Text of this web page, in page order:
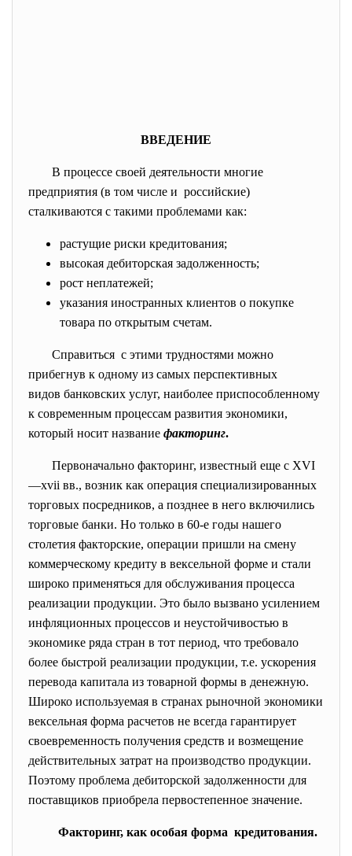
ВВЕДЕНИЕ
В процессе своей деятельности многие
предприятия (в том числе и российские)
сталкиваются с такими проблемами как:
растущие риски кредитования;
высокая дебиторская задолженность;
рост неплатежей;
указания иностранных клиентов о покупке
товара по открытым счетам.
Справиться с этими трудностями можно
прибегнув к одному из самых перспективных
видов банковских услуг, наиболее приспособленному
к современным процессам развития экономики,
который носит название факторинг.
Первоначально факторинг, известный еще с XVI
—xvii вв., возник как операция специализированных
торговых посредников, а позднее в него включились
торговые банки. Но только в 60-е годы нашего
столетия факторские, операции пришли на смену
коммерческому кредиту в вексельной форме и стали
широко применяться для обслуживания процесса
реализации продукции. Это было вызвано усилением
инфляционных процессов и неустойчивостью в
экономике ряда стран в тот период, что требовало
более быстрой реализации продукции, т.е. ускорения
перевода капитала из товарной формы в денежную.
Широко используемая в странах рыночной экономики
вексельная форма расчетов не всегда гарантирует
своевременность получения средств и возмещение
действительных затрат на производство продукции.
Поэтому проблема дебиторской задолженности для
поставщиков приобрела первостепенное значение.
Факторинг, как особая форма кредитования.